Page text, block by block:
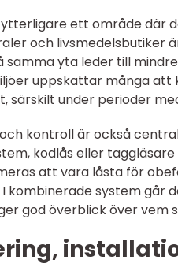
ett område där
och livsmedelsbutiker
samma yta leder till
uppskattar många att
särskilt under perioder
kontroll är också
kodlås eller
att vara låsta för
I kombinerade system
god överblick över vem